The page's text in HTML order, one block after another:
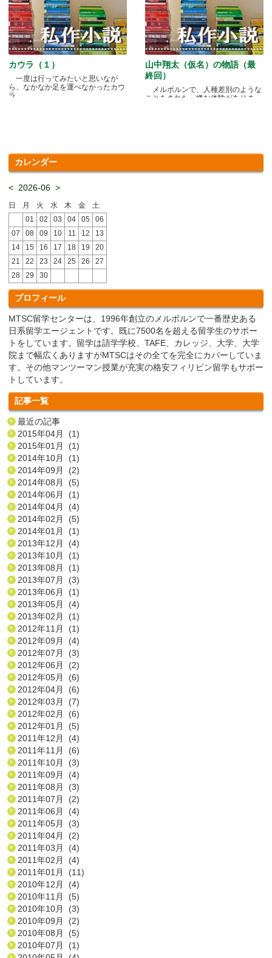
カウラ（１）
一度は行ってみたいと思いなが
ら、なかなか足を運べなかったカウ
ラ.....
山中翔太（仮名）の物語（最
終回）
メルボルンで、人種差別のような
ことをされた、嫌な体験がありま
カレンダー
< 2026-06 >
日 月 火 水 木 金
土
01
02 03 04 05
06
07
08 09 10 11 12
13
14
15 16 17 18 19
20
21
22 23 24 25 26
27
28
29 30
プロフィール
MTSC留学センターは、1996年創立のメルボルンで一番歴史ある
日系留学エージェントです。既に7500名を超える留学生のサポー
トをしています。留学は語学学校、TAFE、カレッジ、大学、大学
院まで幅広くありますがMTSCはその全てを完全にカバーしていま
す。その他マンツーマン授業が充実の格安フィリピン留学もサポー
トしています。
記事一覧
最近の記事
2015年04月 (1)
2015年01月 (1)
2014年10月 (1)
2014年09月 (2)
2014年08月 (5)
2014年06月 (1)
2014年04月 (4)
2014年02月 (5)
2014年01月 (1)
2013年12月 (4)
2013年10月 (1)
2013年08月 (1)
2013年07月 (3)
2013年06月 (1)
2013年05月 (4)
2013年02月 (1)
2012年11月 (1)
2012年09月 (4)
2012年07月 (3)
2012年06月 (2)
2012年05月 (6)
2012年04月 (6)
2012年03月 (7)
2012年02月 (6)
2012年01月 (5)
2011年12月 (4)
2011年11月 (6)
2011年10月 (3)
2011年09月 (4)
2011年08月 (3)
2011年07月 (2)
2011年06月 (4)
2011年05月 (3)
2011年04月 (2)
2011年03月 (4)
2011年02月 (4)
2011年01月 (11)
2010年12月 (4)
2010年11月 (5)
2010年10月 (3)
2010年09月 (2)
2010年08月 (5)
2010年07月 (1)